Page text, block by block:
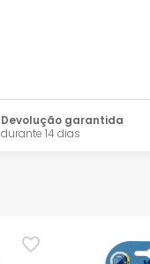
Devolução garantida
durante 14 dias